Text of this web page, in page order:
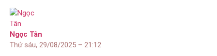
Ngọc Tân
Thứ sáu, 29/08/2025 – 21:12